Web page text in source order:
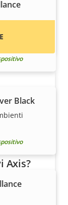
Black
Axis?
per i